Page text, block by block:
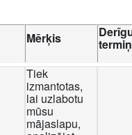
Mērķis
Tiek
izmantotas,
lai uzlabotu
mūsu
mājaslapu,